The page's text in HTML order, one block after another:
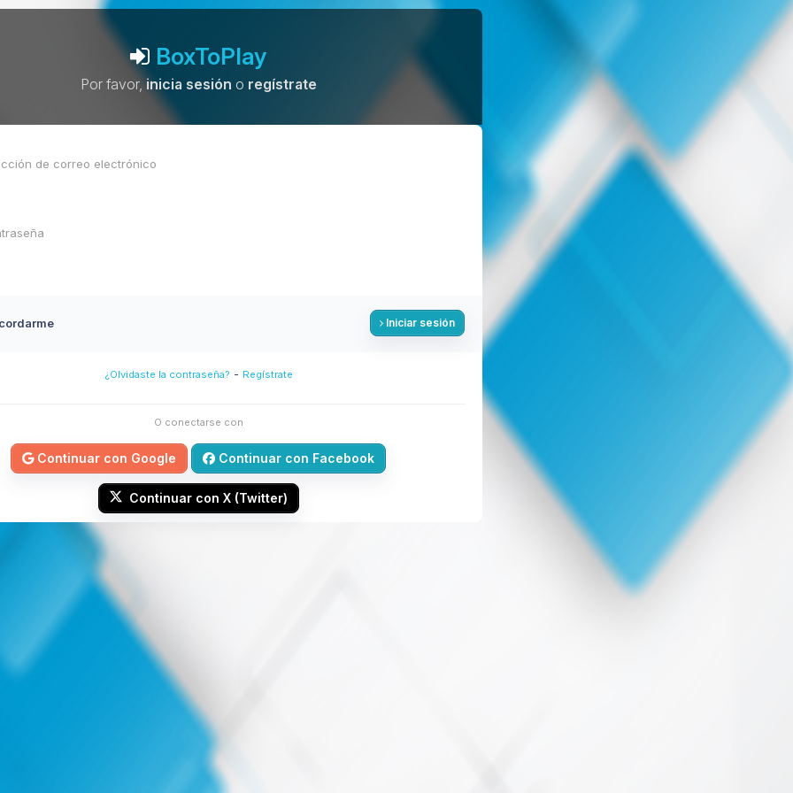
BoxToPlay
Por favor,inicia sesión o regístrate
Iniciar sesión
¿Olvidaste la contraseña? - Regístrate
O conectarse con
Continuar con Google Continuar con Facebook
Continuar con X (Twitter)